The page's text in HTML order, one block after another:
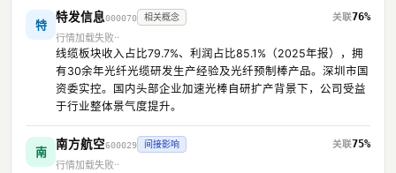
特
特发信息000070 相关概念
76%
行情加载失败
线缆板块收入占比79.7%、利润占比85.1%（2025年报），拥
有30余年光纤光缆研发生产经验及光纤预制棒产品。深圳市国
资委实控。国内头部企业加速光棒自研扩产背景下，公司受益
于行业整体景气度提升。
南
南方航空600029 间接影响
75%
行情加载失败